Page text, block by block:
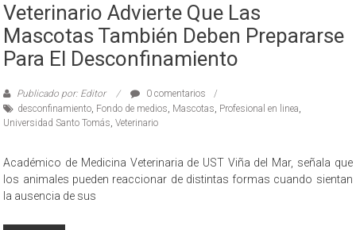
Veterinario Advierte Que Las
Mascotas También Deben Prepararse
Para El Desconfinamiento
Publicado por: Editor
0 comentarios
desconfinamiento, Fondo de medios, Mascotas, Profesional en linea,
Universidad Santo Tomás,Veterinario
Académico de Medicina Veterinaria de UST Viña del Mar, señala que
los animales pueden reaccionar de distintas formas cuando sientan
la ausencia de sus